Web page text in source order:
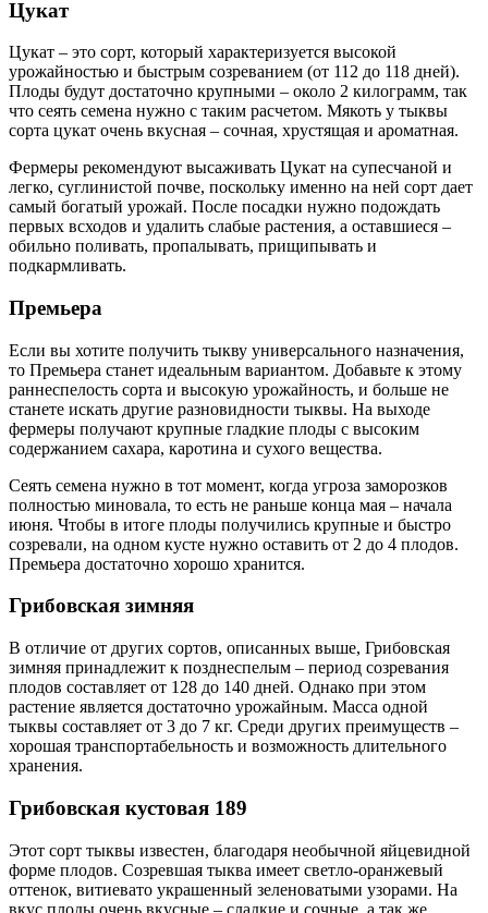
Цукат
Цукат – это сорт, который характеризуется высокой
урожайностью и быстрым созреванием (от 112 до 118 дней).
Плоды будут достаточно крупными – около 2 килограмм, так
что сеять семена нужно с таким расчетом. Мякоть у тыквы
сорта цукат очень вкусная – сочная, хрустящая и ароматная.
Фермеры рекомендуют высаживать Цукат на супесчаной и
легко, суглинистой почве, поскольку именно на ней сорт дает
самый богатый урожай. После посадки нужно подождать
первых всходов и удалить слабые растения, а оставшиеся –
обильно поливать, пропалывать, прищипывать и
подкармливать.
Премьера
Если вы хотите получить тыкву универсального назначения,
то Премьера станет идеальным вариантом. Добавьте к этому
раннеспелость сорта и высокую урожайность, и больше не
станете искать другие разновидности тыквы. На выходе
фермеры получают крупные гладкие плоды с высоким
содержанием сахара, каротина и сухого вещества.
Сеять семена нужно в тот момент, когда угроза заморозков
полностью миновала, то есть не раньше конца мая – начала
июня. Чтобы в итоге плоды получились крупные и быстро
созревали, на одном кусте нужно оставить от 2 до 4 плодов.
Премьера достаточно хорошо хранится.
Грибовская зимняя
В отличие от других сортов, описанных выше, Грибовская
зимняя принадлежит к позднеспелым – период созревания
плодов составляет от 128 до 140 дней. Однако при этом
растение является достаточно урожайным. Масса одной
тыквы составляет от 3 до 7 кг. Среди других преимуществ –
хорошая транспортабельность и возможность длительного
хранения.
Грибовская кустовая 189
Этот сорт тыквы известен, благодаря необычной яйцевидной
форме плодов. Созревшая тыква имеет светло-оранжевый
оттенок, витиевато украшенный зеленоватыми узорами. На
вкус плоды очень вкусные – сладкие и сочные, а так же